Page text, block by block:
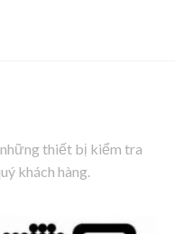
thiết bị kiểm tra
khách hàng.